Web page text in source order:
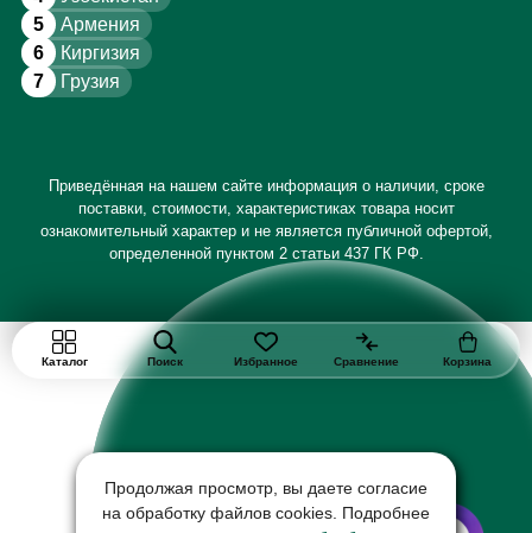
5 Армения
6 Киргизия
7 Грузия
Приведённая на нашем сайте информация о наличии, сроке
поставки, стоимости, характеристиках товара носит
ознакомительный характер и не является публичной офертой,
определенной пунктом 2 статьи 437 ГК РФ.
Каталог Поиск Избранное Сравнение Корзина
Продолжая просмотр, вы даете согласие
на обработку файлов cookies. Подробнее